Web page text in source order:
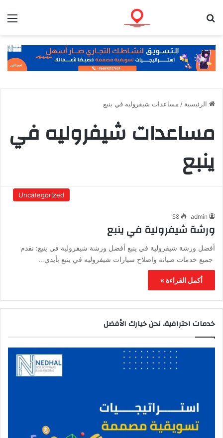
الرئيسية / مساعدات شيفروليه في ينبع
مساعدات شيفروليه في
ينبع
Uncategorized
admin
58
ورشة شيفرولية في ينبع
أفضل ورشة شيفرولية في ينبع أفضل ورشة شيفرولية في ينبع: نقدم
جميع خدمات صيانة واصلاح سيارات شيفروليه في ينبع بأيدي…
أكمل القراءة »
خدمات احترافية، نحن خيارك الأفضل